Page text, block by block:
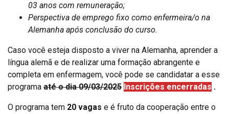
03 anos com remuneração;
Perspectiva de emprego fixo como enfermeira/o na
Alemanha após conclusão do curso.
Caso você esteja disposto a viver na Alemanha, aprender a
língua alemã e de realizar uma formação abrangente e
completa em enfermagem, você pode se candidatar a esse
programa até o dia 09/03/2025 Inscrições encerradas .
O programa tem 20 vagas e é fruto da cooperação entre o